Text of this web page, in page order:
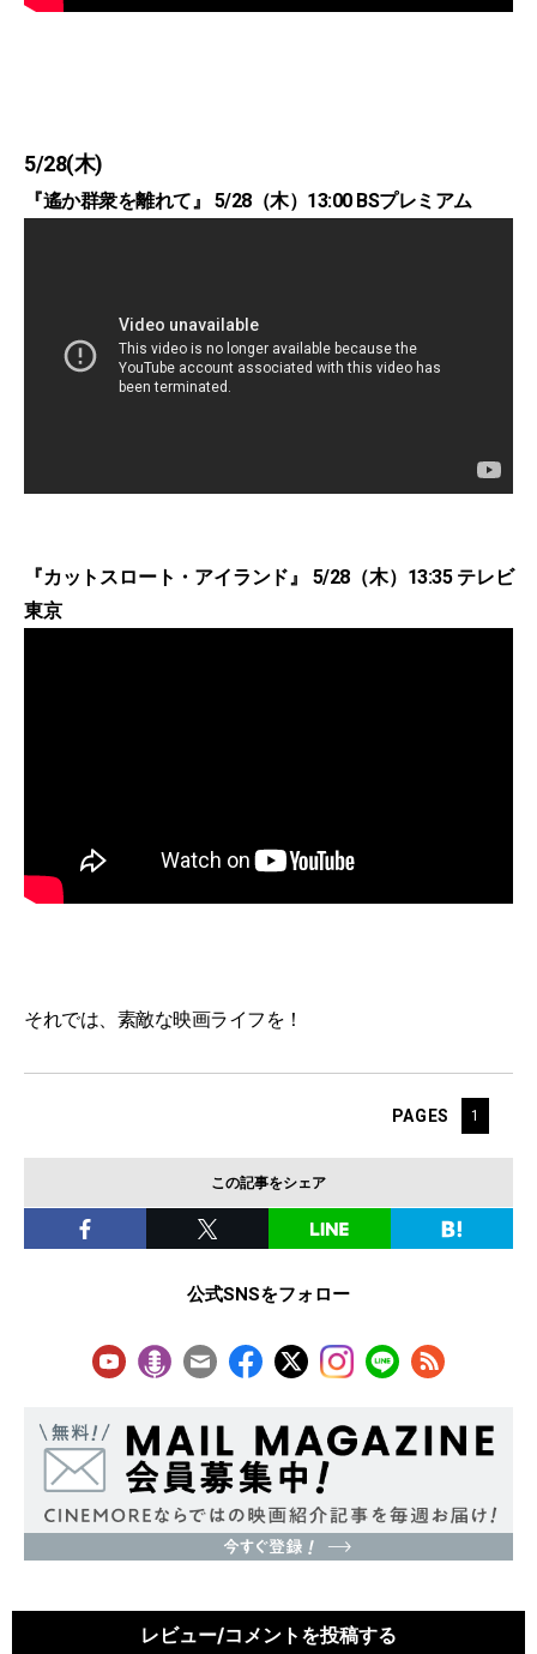
5/28(木)
『遙か群衆を離れて』 5/28（木）13:00 BSプレミアム
『カットスロート・アイランド』 5/28（木）13:35 テレビ
東京
それでは、素敵な映画ライフを！
PAGES 1
この記事をシェア
公式SNSをフォロー
レビュー/コメントを投稿する